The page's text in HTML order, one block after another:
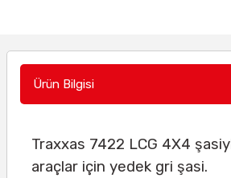
Ürün Bilgisi
Traxxas 7422 LCG 4X4
araçlar için yedek gri şasi.